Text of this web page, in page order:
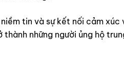
tin và sự kết nối cảm
những người ủng hộ